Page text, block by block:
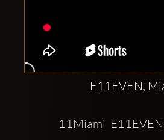
соцсетях:
E11EVEN,
11Miami  E11EVEN